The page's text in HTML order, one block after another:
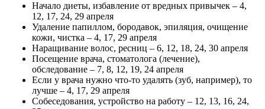
Начало диеты, избавление от вредных привычек – 4,
12, 17, 24, 29 апреля
Удаление папиллом, бородавок, эпиляция, очищение
кожи, чистка – 4, 17, 29 апреля
Наращивание волос, ресниц – 6, 12, 18, 24, 30 апреля
Посещение врача, стоматолога (лечение),
обследование – 7, 8, 12, 19, 24 апреля
Если у врача нужно что-то удалять (зуб, например), то
лучше – 4, 17, 29 апреля
Собеседования, устройство на работу – 12, 13, 16, 24,